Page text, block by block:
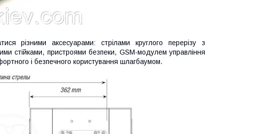
різними аксесуарами: стрілами круглого перерізу з
стійками, пристроями безпеки, GSM-модулем управління
і безпечного користування шлагбаумом.